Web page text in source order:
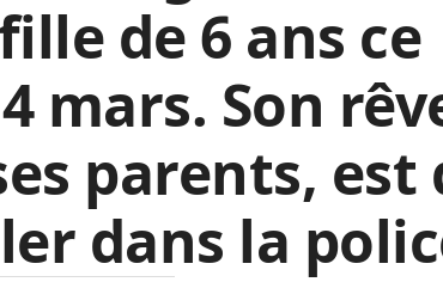
de 6 ans ce
mars. Son
parents, est
dans la